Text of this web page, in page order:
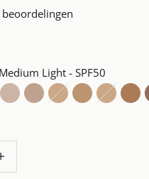
Light - SPF50
SPF50
Light - SPF50
Medium Light - SPF50
Warm Light - SPF50
(Neutral) Medium -
Warm Medium
WarmGolden
SPF30
- SPF30